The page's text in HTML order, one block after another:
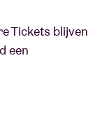
Tickets blijven
een